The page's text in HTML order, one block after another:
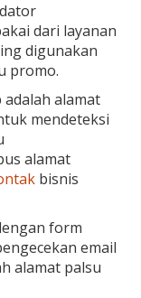
dari layanan
digunakan
promo.
adalah alamat
mendeteksi
alamat
bisnis
form
email
alamat palsu